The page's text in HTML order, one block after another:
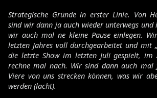
Strategische Gründe in erster Linie. Von
sind wir dann ja auch wieder unterwegs und
wir auch mal ne kleine Pause einlegen.
letzten Jahres voll durchgearbeitet und mit
die letzte Show im letzten Juli gespielt, im
rechne mal nach. Wir sind dann auch
Viere von uns strecken können, was wir
werden (lacht).